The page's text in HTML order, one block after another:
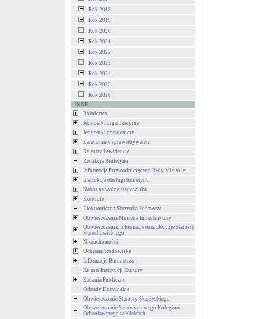
Rok 2018
Rok 2019
Rok 2020
Rok 2021
Rok 2022
Rok 2023
Rok 2024
Rok 2025
Rok 2026
INNE
Rolnictwo
Jednostki organizacyjne
Jednostki pomocnicze
Załatwianie spraw obywateli
Rejestry i ewidencje
Redakcja Biuletynu
Informacje Przewodniczącego Rady Miejskiej
Instrukcja obsługi biuletynu
Nabór na wolne stanowiska
Kontrole
Elektroniczna Skrzynka Podawcza
Obwieszczenia Ministra Infrastruktury
Obwieszczenia, Informacje oraz Decyzje Starosty
Starachowickiego
Nieruchomości
Ochrona Środowiska
Informacje Burmistrza
Rejestr Instytucji Kultury
Zadania Publiczne
Odpady Komunalne
Obwieszczenie Starosty Skarżyskiego
Obiweszczenie Samorządowego Kolegium
Odwoławczego w Kielcach